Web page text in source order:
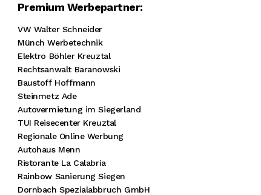
Premium Werbepartner:
VW Walter Schneider
Münch Werbetechnik
Elektro Böhler Kreuztal
Rechtsanwalt Baranowski
Baustoff Hoffmann
Steinmetz Ade
Autovermietung im Siegerland
TUI Reisecenter Kreuztal
Regionale Online Werbung
Autohaus Menn
Ristorante La Calabria
Rainbow Sanierung Siegen
Dornbach Spezialabbruch GmbH